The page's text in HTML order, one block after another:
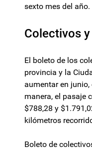
sexto mes del año.
Colectivos
El boleto de los
provincia y la
aumentar en junio,
manera, el pasaje
$788,28 y
kilómetros
Boleto de